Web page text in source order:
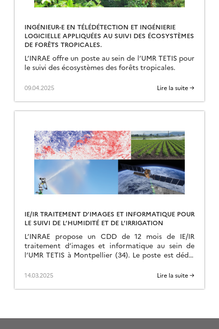
INGÉNIEUR-E EN TÉLÉDÉTECTION ET INGÉNIERIE
LOGICIELLE APPLIQUÉES AU SUIVI DES ÉCOSYSTÈMES
DE FORÊTS TROPICALES.
L’INRAE offre un poste au sein de l’UMR TETIS pour
le suivi des écosystèmes des forêts tropicales.
09.04.2025 Lire la suite →
IE/IR TRAITEMENT D’IMAGES ET INFORMATIQUE POUR
LE SUIVI DE L’HUMIDITÉ ET DE L’IRRIGATION
L’INRAE propose un CDD de 12 mois de IE/IR
traitement d’images et informatique au sein de
l’UMR TETIS à Montpellier (34). Le poste est dédié
14.03.2025 Lire la suite →